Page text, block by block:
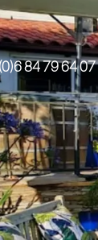
84 79 64 07